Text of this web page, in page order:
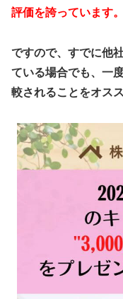
評価を誇っています。
ですので、すでに他
ている場合でも、一
較されることをオス